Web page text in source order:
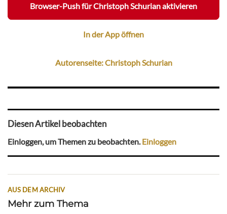
Browser-Push für Christoph Schurian aktivieren
In der App öffnen
Autorenseite: Christoph Schurian
Diesen Artikel beobachten
Einloggen, um Themen zu beobachten.Einloggen
AUS DEM ARCHIV
Mehr zum Thema